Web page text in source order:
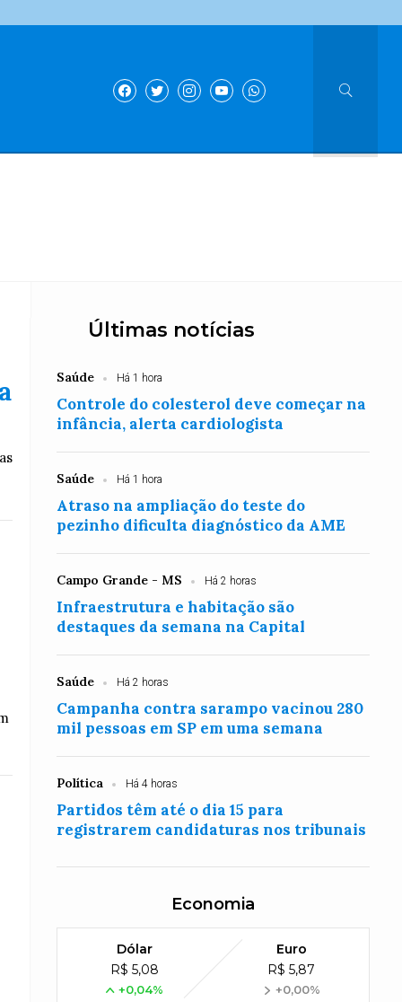
Últimas notícias
Saúde Há 1 hora
Controle do colesterol deve começar na
infância, alerta cardiologista
Saúde Há 1 hora
Atraso na ampliação do teste do
pezinho dificulta diagnóstico da AME
Campo Grande - MS Há 2 horas
Infraestrutura e habitação são
destaques da semana na Capital
Saúde Há 2 horas
Campanha contra sarampo vacinou 280
mil pessoas em SP em uma semana
Política Há 4 horas
Partidos têm até o dia 15 para
registrarem candidaturas nos tribunais
Economia
Dólar
R$ 5,08
+0,04%
Euro
R$ 5,87
+0,00%